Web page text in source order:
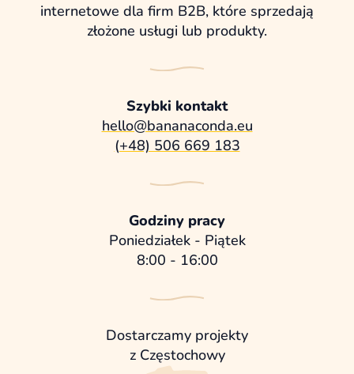
internetowe dla firm B2B, które sprzedają
złożone usługi lub produkty.
Szybki kontakt
hello@bananaconda.eu
(+48) 506 669 183
Godziny pracy
Poniedziałek - Piątek
8:00 - 16:00
Dostarczamy projekty
z Częstochowy